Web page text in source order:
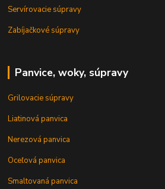
Servírovacie súpravy
Zabíjačkové súpravy
Panvice, woky, súpravy
Grilovacie súpravy
Liatinová panvica
Nerezová panvica
Oceľová panvica
Smaltovaná panvica